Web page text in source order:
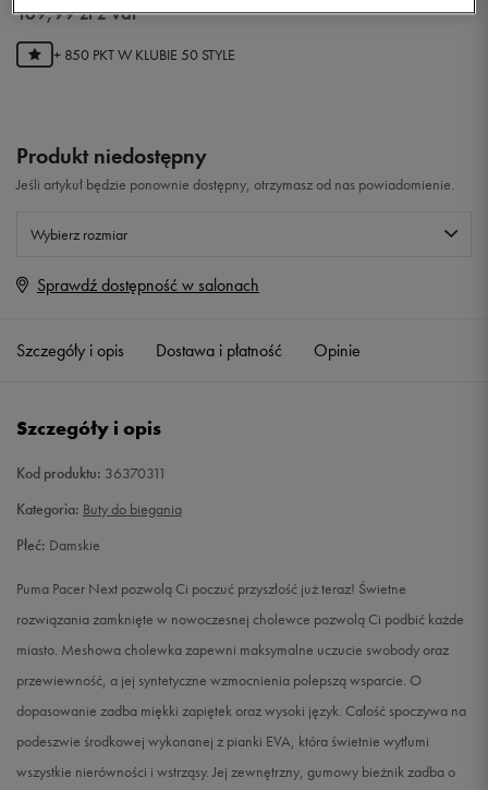
169,99złz Vat
+ 850 PKT W KLUBIE 50 STYLE
Produkt niedostępny
Jeśli artykuł będzie ponownie dostępny, otrzymasz od nas powiadomienie.
Wybierz rozmiar
Rozmiary EU
35
37,5 23,5 cm Powiadom o dostępności
38 24 cm
38,5 24,5 cm Powiadom o dostępności
Sprawdź dostępność w salonach
Szczegóły i opis Dostawa i płatność Opinie
Szczegóły i opis
Kod produktu: 36370311
Kategoria: Buty do biegania
Płeć: Damskie
Puma Pacer Next pozwolą Ci poczuć przyszłość już teraz! Świetne
rozwiązania zamknięte w nowoczesnej cholewce pozwolą Ci podbić każde
miasto. Meshowa cholewka zapewni maksymalne uczucie swobody oraz
przewiewność, a jej syntetyczne wzmocnienia polepszą wsparcie. O
dopasowanie zadba miękki zapiętek oraz wysoki język. Całość spoczywa na
podeszwie środkowej wykonanej z pianki EVA, która świetnie wytłumi
wszystkie nierówności i wstrząsy. Jej zewnętrzny, gumowy bieżnik zadba o